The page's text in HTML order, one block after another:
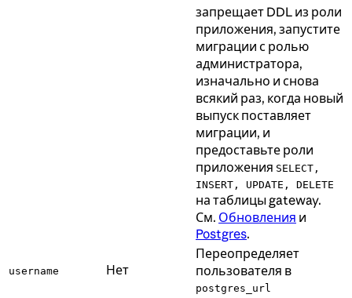
запрещает DDL из роли
приложения, запустите
миграции с ролью
администратора,
изначально и снова
всякий раз, когда новый
выпуск поставляет
миграции, и
предоставьте роли
приложения SELECT,
INSERT, UPDATE, DELETE
на таблицы gateway.
См. Обновления и
Postgres.
username Нет
Переопределяет
пользователя в
postgres_url